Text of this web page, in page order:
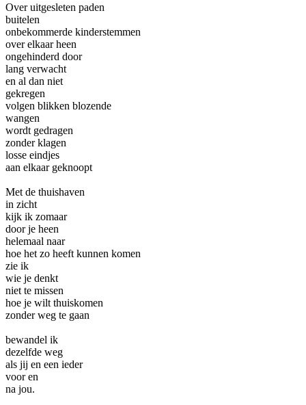
Over uitgesleten paden
buitelen
onbekommerde kinderstemmen
over elkaar heen
ongehinderd door
lang verwacht
en al dan niet
gekregen
volgen blikken blozende
wangen
wordt gedragen
zonder klagen
losse eindjes
aan elkaar geknoopt
Met de thuishaven
in zicht
kijk ik zomaar
door je heen
helemaal naar
hoe het zo heeft kunnen komen
zie ik
wie je denkt
niet te missen
hoe je wilt thuiskomen
zonder weg te gaan
bewandel ik
dezelfde weg
als jij en een ieder
voor en
na jou.